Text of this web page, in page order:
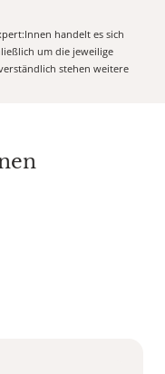
handelt es sich
um die jeweilige
stehen weitere